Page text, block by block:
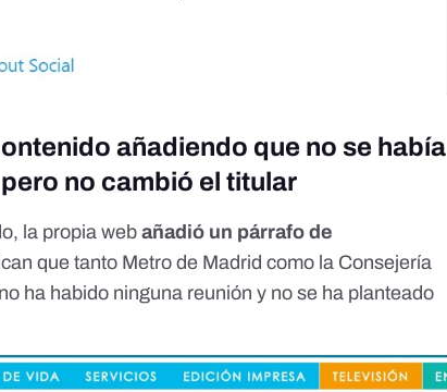
añadiendo que no se había
no cambió el titular
la propia webañadió un párrafo de
que tanto Metro de Madrid como la Consejería
ha habido ninguna reunión y no se ha planteado